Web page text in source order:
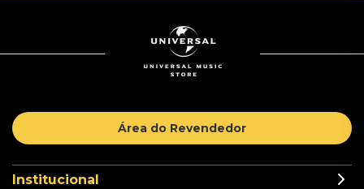
Área do Revendedor
Institucional